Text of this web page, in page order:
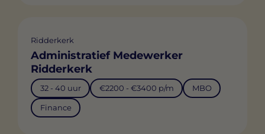
Ridderkerk
Administratief Medewerker
Ridderkerk
32 - 40 uur €2200 - €3400 p/m MBO
Finance